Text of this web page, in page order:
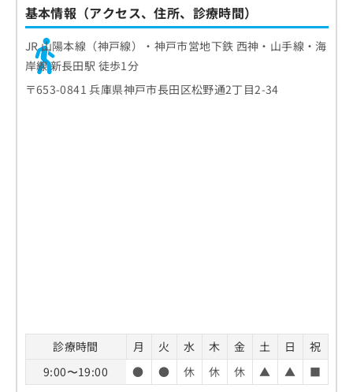
基本情報（アクセス、住所、診療時間）
JR 山陽本線（神戸線）・神戸市営地下鉄 西神・山手線・海
岸線 新長田駅 徒歩1分
〒653-0841 兵庫県神戸市長田区松野通2丁目2-34
診療時間 月 火 水 木 金 土 日
祝
9:00〜19:00
● ● 休 休 休 ▲ ▲
■